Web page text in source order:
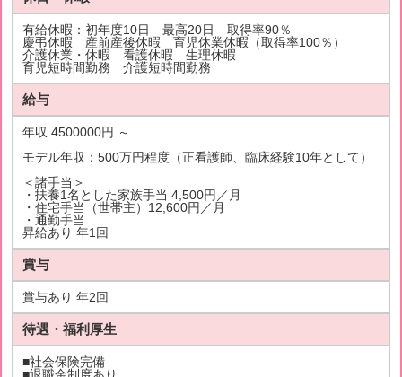
有給休暇：初年度10日 最高20日 取得率90％
慶弔休暇 産前産後休暇 育児休業休暇（取得率100％）
介護休業・休暇 看護休暇 生理休暇
育児短時間勤務 介護短時間勤務
給与
年収 4500000円 ～
モデル年収：500万円程度（正看護師、臨床経験10年として）
＜諸手当＞
・扶養1名とした家族手当 4,500円／月
・住宅手当（世帯主）12,600円／月
・通勤手当
昇給あり 年1回
賞与
賞与あり 年2回
待遇・福利厚生
■社会保険完備